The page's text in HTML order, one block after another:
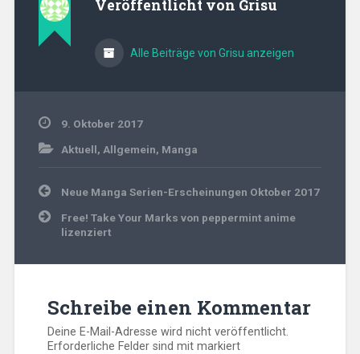
Veröffentlicht von Grisu
Alle Beiträge von Grisu anzeigen
9. Oktober 2017
Aktuell, Allgemein, Manga
Beitragsnavigation
Neue Manga Serien-Erscheinungen Oktober 2017
Free! Take Your Marks von peppermint anime
lizenziert
Schreibe einen Kommentar
Deine E-Mail-Adresse wird nicht veröffentlicht.
Erforderliche Felder sind mitmarkiert